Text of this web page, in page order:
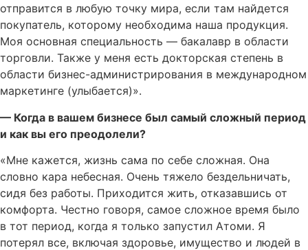
отправится в любую точку мира, если там найдется
покупатель, которому необходима наша продукция.
Моя основная специальность — бакалавр в области
торговли. Также у меня есть докторская степень в
области бизнес-администрирования в международном
маркетинге (улыбается)».
— Когда в вашем бизнесе был самый сложный период
и как вы его преодолели?
«Мне кажется, жизнь сама по себе сложная. Она
словно кара небесная. Очень тяжело бездельничать,
сидя без работы. Приходится жить, отказавшись от
комфорта. Честно говоря, самое сложное время было
в тот период, когда я только запустил Атоми. Я
потерял все, включая здоровье, имущество и людей в